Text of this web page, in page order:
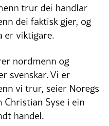
trur dei handlar
dei faktisk gjer, og
er viktigare.
nordmenn og
svenskar. Vi er
vi trur, seier Noregs
Syse i ein
handel.